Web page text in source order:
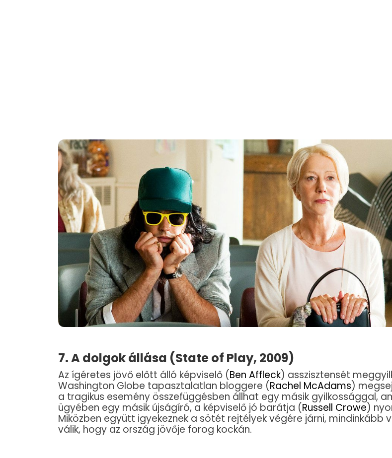
7. A dolgok állása (State of Play, 2009)
Az ígéretes jövő előtt álló képviselő (Ben Affleck) asszisztensét
Washington Globe tapasztalatlan bloggere (Rachel McAdams)
a tragikus esemény összefüggésben állhat egy másik gyilkossággal,
ügyében egy másik újságíró, a képviselő jó barátja (Russell Crowe)
Miközben együtt igyekeznek a sötét rejtélyek végére járni, mindinkább
válik, hogy az ország jövője forog kockán.